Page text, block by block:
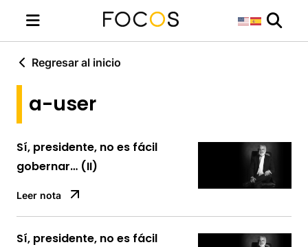
Regresar al inicio
a-user
Sí, presidente, no es fácil
gobernar… (II)
Leer nota
Sí, presidente, no es fácil